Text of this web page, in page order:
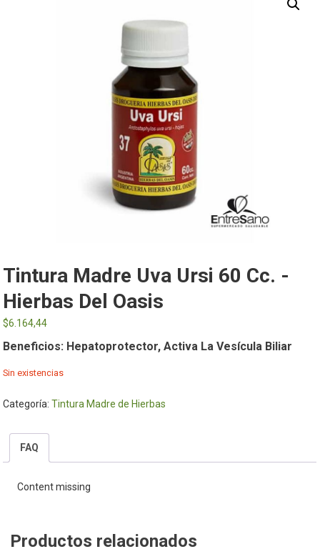
Tintura Madre Uva Ursi 60 Cc. -
Hierbas Del Oasis
$6.164,44
Beneficios: Hepatoprotector, Activa La Vesícula Biliar
Sin existencias
Categoría:Tintura Madre de Hierbas
FAQ
Content missing
Productos relacionados